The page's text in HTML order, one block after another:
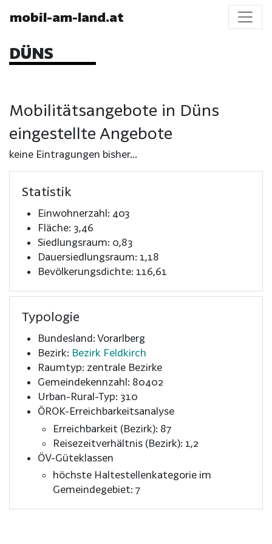
mobil-am-land.at
DÜNS
Mobilitätsangebote in Düns
eingestellte Angebote
keine Eintragungen bisher...
Statistik
Einwohnerzahl: 403
Fläche: 3,46
Siedlungsraum: 0,83
Dauersiedlungsraum: 1,18
Bevölkerungsdichte: 116,61
Typologie
Bundesland: Vorarlberg
Bezirk: Bezirk Feldkirch
Raumtyp: zentrale Bezirke
Gemeindekennzahl: 80402
Urban-Rural-Typ: 310
ÖROK-Erreichbarkeitsanalyse
Erreichbarkeit (Bezirk): 87
Reisezeitverhältnis (Bezirk): 1,2
ÖV-Güteklassen
höchste Haltestellenkategorie im
Gemeindegebiet: 7